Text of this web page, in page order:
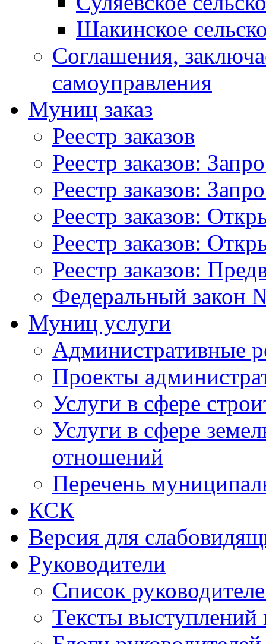
Шакинское
Соглашения,
самоуправления
Муниц заказ
Реестр заказов
Реестр заказов:
Реестр заказов:
Реестр заказов:
Реестр заказов:
Реестр заказов:
Федеральный закон
Муниц услуги
Административные
Проекты
Услуги в сфере
Услуги в сфере
отношений
Перечень
КСК
Версия для
Руководители
Список
Тексты выступлений